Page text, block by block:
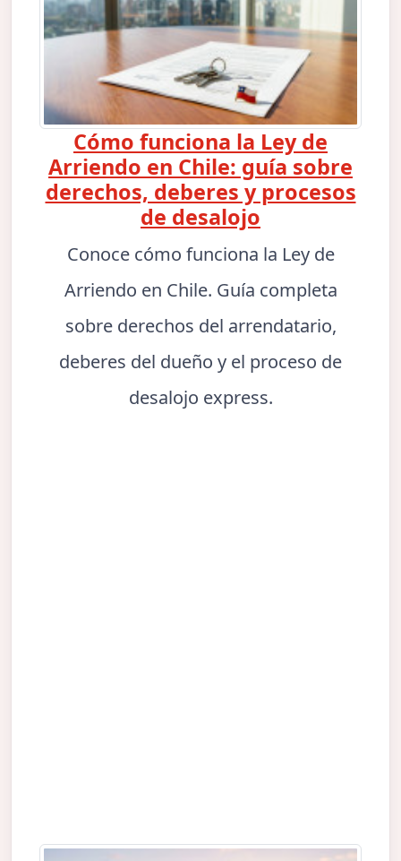
Cómo funciona la Ley de
Arriendo en Chile: guía sobre
derechos, deberes y procesos
de desalojo
Conoce cómo funciona la Ley de
Arriendo en Chile. Guía completa
sobre derechos del arrendatario,
deberes del dueño y el proceso de
desalojo express.